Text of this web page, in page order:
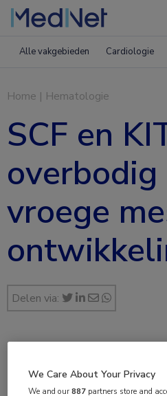
Alle vakgebieden Cardiologie
Home | Hematologie
SCF en
overbodig
vroege
Delen via:
We Care About Your Privacy
We and our887 partners store and